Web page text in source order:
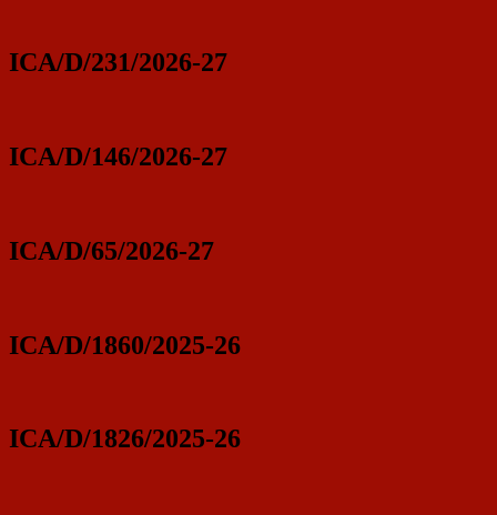
ICA/D/231/2026-27
ICA/D/146/2026-27
ICA/D/65/2026-27
ICA/D/1860/2025-26
ICA/D/1826/2025-26